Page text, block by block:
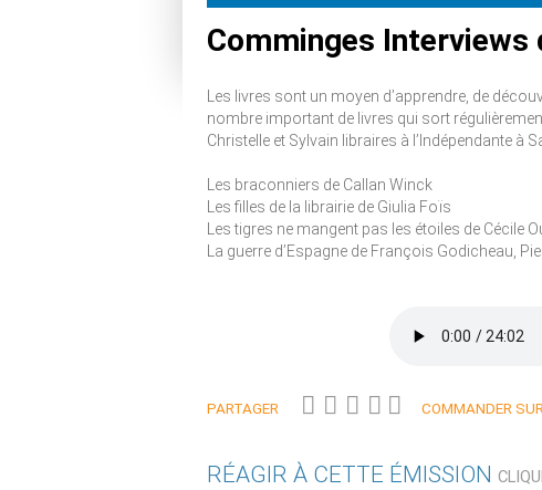
Comminges Interviews
Les livres sont un moyen d’apprendre, de
nombre important de livres qui sort
Christelle et Sylvain libraires à l’Indépendante à
Les braconniers de Callan Winck
Les filles de la librairie de Giulia Foïs
Les tigres ne mangent pas les étoiles de Cécile
La guerre d’Espagne de François Godicheau,
PARTAGER COMMANDER
RÉAGIR À CETTE ÉMISSION